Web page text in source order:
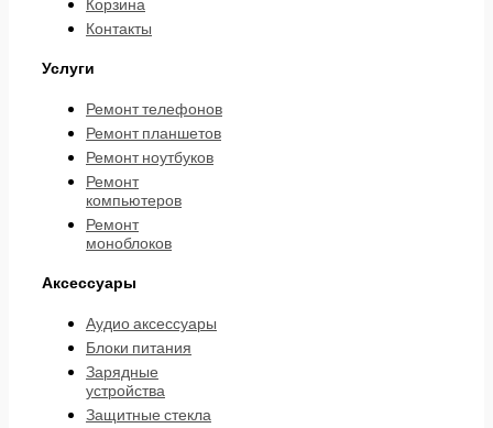
Корзина
Контакты
Услуги
Ремонт телефонов
Ремонт планшетов
Ремонт ноутбуков
Ремонт
компьютеров
Ремонт
моноблоков
Аксессуары
Аудио аксессуары
Блоки питания
Зарядные
устройства
Защитные стекла